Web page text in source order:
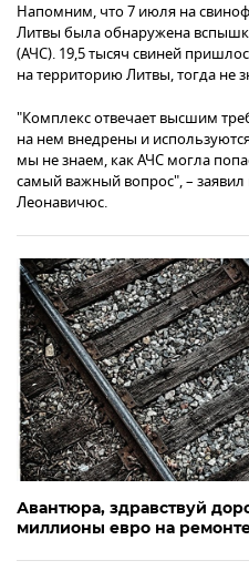
Напомним, что 7 июля на
Литвы была обнаружена
(АЧС). 19,5 тысяч свиней
на территорию Литвы, тогда не
"Комплекс отвечает высшим
на нем внедрены и
мы не знаем, как АЧС могла
самый важный вопрос", –
Леонавичюс.
Авантюра, здравствуй
миллионы евро на